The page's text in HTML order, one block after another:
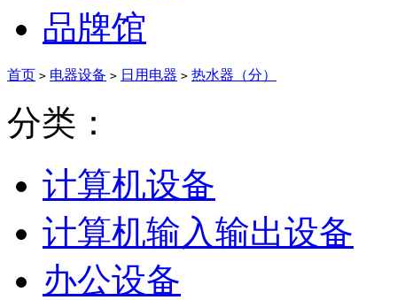
品牌馆
首页 > 电器设备 > 日用电器 > 热水器（分）
分类：
计算机设备
计算机输入输出设备
办公设备